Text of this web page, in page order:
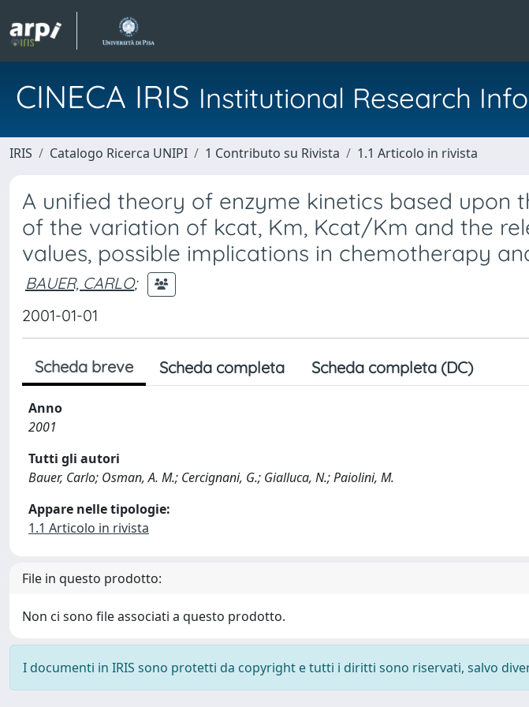
CINECA IRIS Institutional Research
IRIS Catalogo Ricerca UNIPI 1 Contributo su Rivista 1.1 Articolo in rivista
A unified theory of enzyme kinetics based upon
of the variation of kcat, Km, Kcat/Km and the
values, possible implications in chemotherapy
BAUER, CARLO;
2001-01-01
Scheda breve Scheda completa Scheda completa (DC)
Anno
2001
Tutti gli autori
Bauer, Carlo; Osman, A. M.; Cercignani, G.; Gialluca, N.; Paiolini, M.
Appare nelle tipologie:
1.1 Articolo in rivista
File in questo prodotto:
Non ci sono file associati a questo prodotto.
I documenti in IRIS sono protetti da copyright e tutti i diritti sono riservati, salvo